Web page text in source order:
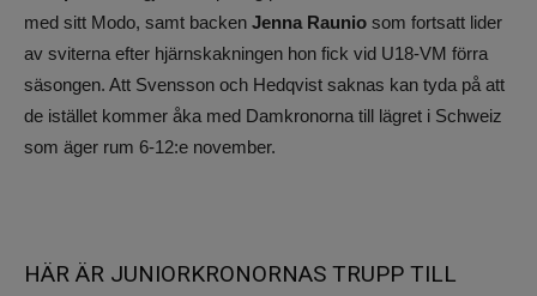
med sitt Modo, samt backen Jenna Raunio som fortsatt lider
av sviterna efter hjärnskakningen hon fick vid U18-VM förra
säsongen. Att Svensson och Hedqvist saknas kan tyda på att
de istället kommer åka med Damkronorna till lägret i Schweiz
som äger rum 6-12:e november.
HÄR ÄR JUNIORKRONORNAS TRUPP TILL